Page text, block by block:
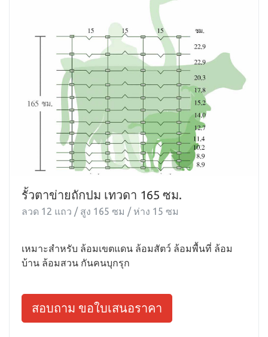
รั้วตาข่ายถักปม เทวดา 165 ซม.
ลวด 12 แถว / สูง 165 ซม / ห่าง 15 ซม
เหมาะสำหรับ ล้อมเขตแดน ล้อมสัตว์ ล้อมพื้นที่ ล้อม
บ้าน ล้อมสวน กันคนบุกรุก
สอบถาม ขอใบเสนอราคา